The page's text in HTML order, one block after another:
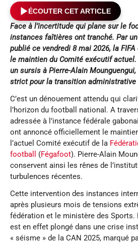
ÉCOUTER CET ARTICLE
Face à l’incertitude qui plane sur le
instances faîtières ont tranché. Par
publié ce vendredi 8 mai 2026, la
le maintien du Comité exécutif
un sursis à Pierre-Alain
strict pour la transition administrative
C’est un dénouement attendu qui
l’horizon du football national. A
adressée à l’instance fédérale
ont annoncé officiellement le
l’actuel Comité exécutif de la
football
(Fégafoot). Pierre-Alain
conservent ainsi les rênes de
turbulences récentes.
Cette intervention des instances
après plusieurs mois de tensions
fédération et le ministère des Sports.
est en effet plongé dans une crise
« séisme » de la CAN 2025, marqué